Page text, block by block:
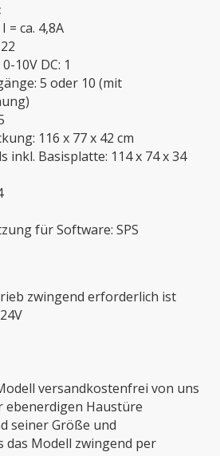
= ca. 4,8A
10V DC: 1
5 oder 10 (mit
116 x 77 x 42 cm
inkl. Basisplatte: 114 x 74 x 34
für Software: SPS
zwingend erforderlich ist
versandkostenfrei von uns
ebenerdigen Haustüre
seiner Größe und
das Modell zwingend per